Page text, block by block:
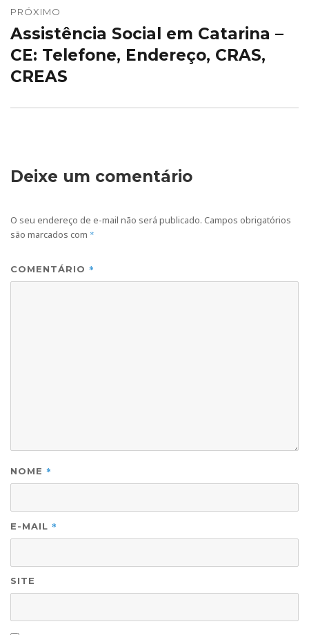
PRÓXIMO
Próximo
post:
Assistência Social em Catarina –
CE: Telefone, Endereço, CRAS,
CREAS
Deixe um comentário
O seu endereço de e-mail não será publicado. Campos obrigatórios
são marcados com *
COMENTÁRIO *
NOME *
E-MAIL *
SITE